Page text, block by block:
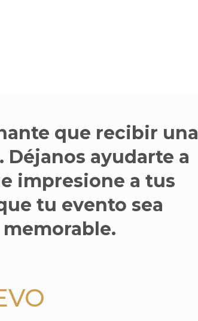
que recibir una
ayudarte a
impresione a tus
tu evento sea